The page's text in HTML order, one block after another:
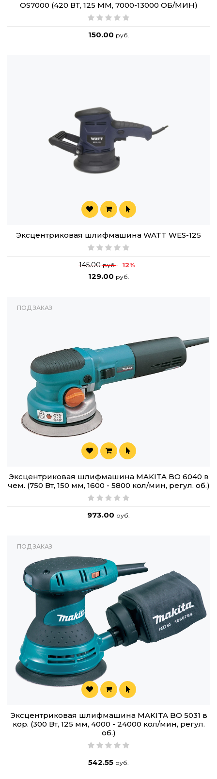
OS7000 (420 ВТ, 125 ММ, 7000-13000 ОБ/МИН)
150.00 руб.
Эксцентриковая шлифмашина WATT WES-125
145.00руб. 12%
129.00 руб.
ПОД ЗАКАЗ
Эксцентриковая шлифмашина MAKITA BO 6040 в
чем. (750 Вт, 150 мм, 1600 - 5800 кол/мин, регул. об.)
973.00 руб.
ПОД ЗАКАЗ
Эксцентриковая шлифмашина MAKITA BO 5031 в
кор. (300 Вт, 125 мм, 4000 - 24000 кол/мин, регул.
об.)
542.55 руб.